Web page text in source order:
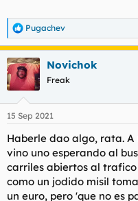
R
e
a
c
c
i
e
:
Pugachev
Novichok
Freak
15 Sep 2021
Haberle dao algo, rata.
vino uno esperando al
carriles abiertos al
como un jodido misil
un euro, pero 'que no es